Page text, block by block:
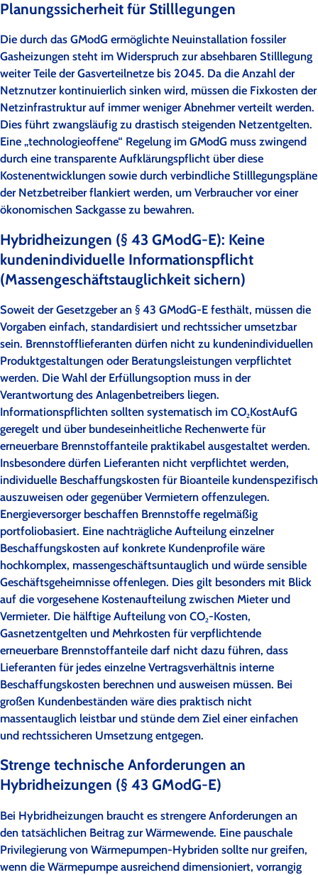
Planungssicherheit für Stilllegungen
Die durch das GModG ermöglichte Neuinstallation fossiler
Gasheizungen steht im Widerspruch zur absehbaren Stilllegung
weiter Teile der Gasverteilnetze bis 2045. Da die Anzahl der
Netznutzer kontinuierlich sinken wird, müssen die Fixkosten der
Netzinfrastruktur auf immer weniger Abnehmer verteilt werden.
Dies führt zwangsläufig zu drastisch steigenden Netzentgelten.
Eine „technologieoffene“ Regelung im GModG muss zwingend
durch eine transparente Aufklärungspflicht über diese
Kostenentwicklungen sowie durch verbindliche Stilllegungspläne
der Netzbetreiber flankiert werden, um Verbraucher vor einer
ökonomischen Sackgasse zu bewahren.
Hybridheizungen (§ 43 GModG-E): Keine
kundenindividuelle Informationspflicht
(Massengeschäftstauglichkeit sichern)
Soweit der Gesetzgeber an § 43 GModG-E festhält, müssen die
Vorgaben einfach, standardisiert und rechtssicher umsetzbar
sein. Brennstofflieferanten dürfen nicht zu kundenindividuellen
Produktgestaltungen oder Beratungsleistungen verpflichtet
werden. Die Wahl der Erfüllungsoption muss in der
Verantwortung des Anlagenbetreibers liegen.
Informationspflichten sollten systematisch im CO₂KostAufG
geregelt und über bundeseinheitliche Rechenwerte für
erneuerbare Brennstoffanteile praktikabel ausgestaltet werden.
Insbesondere dürfen Lieferanten nicht verpflichtet werden,
individuelle Beschaffungskosten für Bioanteile kundenspezifisch
auszuweisen oder gegenüber Vermietern offenzulegen.
Energieversorger beschaffen Brennstoffe regelmäßig
portfoliobasiert. Eine nachträgliche Aufteilung einzelner
Beschaffungskosten auf konkrete Kundenprofile wäre
hochkomplex, massengeschäftsuntauglich und würde sensible
Geschäftsgeheimnisse offenlegen. Dies gilt besonders mit Blick
auf die vorgesehene Kostenaufteilung zwischen Mieter und
Vermieter. Die hälftige Aufteilung von CO₂-Kosten,
Gasnetzentgelten und Mehrkosten für verpflichtende
erneuerbare Brennstoffanteile darf nicht dazu führen, dass
Lieferanten für jedes einzelne Vertragsverhältnis interne
Beschaffungskosten berechnen und ausweisen müssen. Bei
großen Kundenbeständen wäre dies praktisch nicht
massentauglich leistbar und stünde dem Ziel einer einfachen
und rechtssicheren Umsetzung entgegen.
Strenge technische Anforderungen an
Hybridheizungen (§ 43 GModG-E)
Bei Hybridheizungen braucht es strengere Anforderungen an
den tatsächlichen Beitrag zur Wärmewende. Eine pauschale
Privilegierung von Wärmepumpen-Hybriden sollte nur greifen,
wenn die Wärmepumpe ausreichend dimensioniert, vorrangig